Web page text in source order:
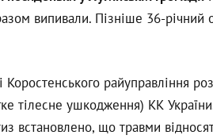
випивали. Пізніше 36-річний
Коростенського райуправління
тілесне ушкодження) КК
встановлено, що травми